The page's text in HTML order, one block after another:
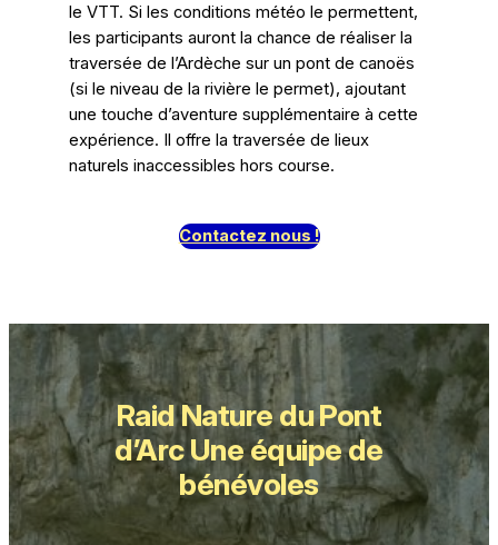
le VTT. Si les conditions météo le permettent,
les participants auront la chance de réaliser la
traversée de l’Ardèche sur un pont de canoës
(si le niveau de la rivière le permet), ajoutant
une touche d’aventure supplémentaire à cette
expérience. Il offre la traversée de lieux
naturels inaccessibles hors course.
Contactez nous !
Raid Nature du Pont
d’Arc Une équipe de
bénévoles